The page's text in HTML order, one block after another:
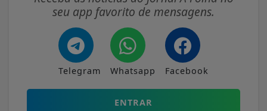
seu app favorito de mensagens.
Telegram Whatsapp Facebook
ENTRAR